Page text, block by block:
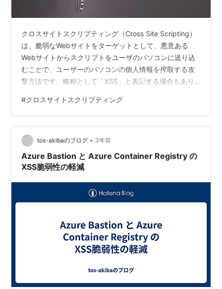
クロスサイトスクリプティング（Cross Site Scripting）
は、脆弱なWebサイトをターゲットとして、悪意ある
Webサイトからスクリプトをユーザのパソコンに送り込
むことで、ユーザーのパソコンの個人情報を搾取する攻
撃方法です。略称として「XSS」と表記する場合もあり
しては、サニタイジング（スクリプトの無害化）があり
ます。サニタイジングは、&，，”，’といったスクリプト
に使われる特殊文字に着目し、これらが文字列としてそ
のまま画面に表示されるように置換し、スクリプトを無
害化させます。クロスサイトスクリプティングに該当す
るものはどれか。…
#クロスサイトスクリプティング
tos-akibaのブログ • 3年前
Azure Bastion と Azure Container Registry の
XSS脆弱性の軽減